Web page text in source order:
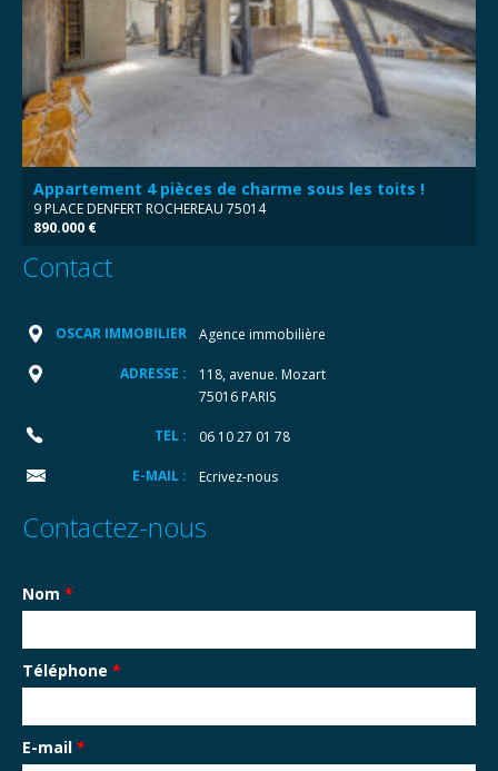
Appartement 4 pièces de charme sous les toits !
9 PLACE DENFERT ROCHEREAU 75014
890.000 €
Contact
OSCAR IMMOBILIER Agence immobilière
ADRESSE :
118, avenue. Mozart
75016 PARIS
TEL : 06 10 27 01 78
E-MAIL : Ecrivez-nous
Contactez-nous
Nom *
Téléphone *
E-mail *